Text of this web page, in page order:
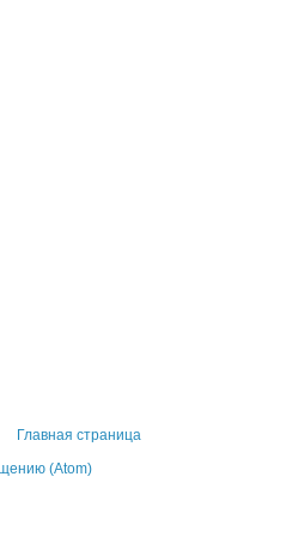
Главная страница
(Atom)